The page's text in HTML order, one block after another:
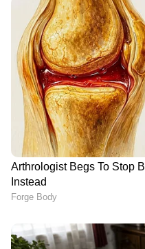
8രൂപ
LATEST VIDEOS